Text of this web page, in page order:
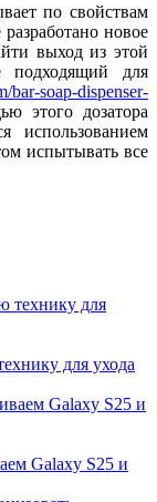
по свойствам
новое
выход из этой
подходящий для
bar-soap-dispenser-
этого дозатора
использованием
испытывать все
для ухода
Galaxy S25 и